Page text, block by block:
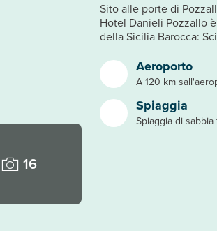
16
Aeroporto
A 120 km
Spiaggia
Spiaggia di
Sito alle porte di
Hotel Danieli Pozzallo
della Sicilia Barocca: